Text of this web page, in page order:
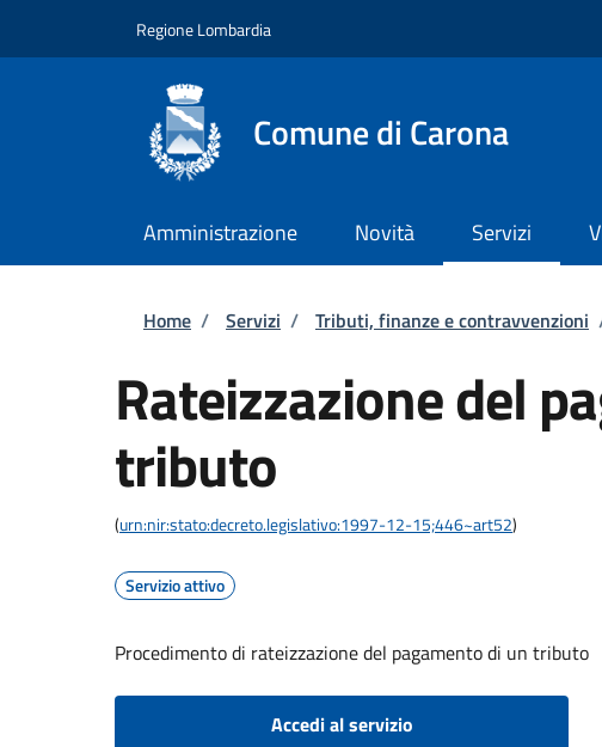
Regione Lombardia
Comune di Carona
Amministrazione Novità Servizi
Briciole di pane
Home / Servizi / Tributi, finanze e contravvenzioni
Rateizzazione del
tributo
(urn:nir:stato:decreto.legislativo:1997-12-15;446~art52)
Servizio attivo
Procedimento di rateizzazione del pagamento di un tributo
Accedi al servizio